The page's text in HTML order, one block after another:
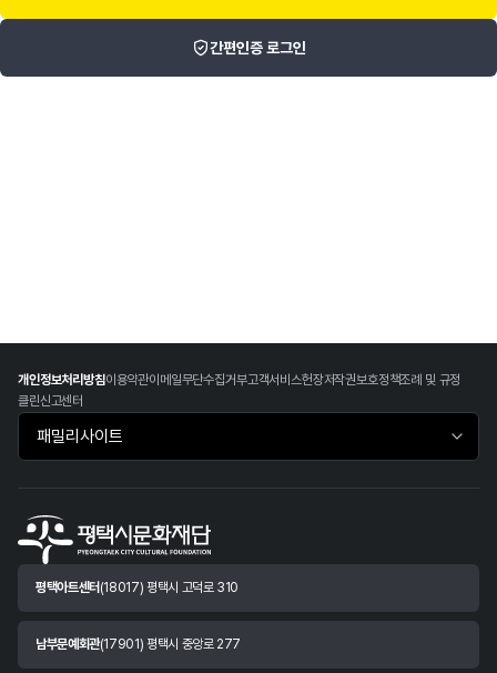
간편인증 로그인
개인정보처리방침이용약관이메일무단수집거부고객서비스헌장저작권보호정책조례 및 규정
클린신고센터
패밀리사이트 바로가기
평택아트센터 (18017) 평택시 고덕로 310
남부문예회관(17901) 평택시 중앙로 277